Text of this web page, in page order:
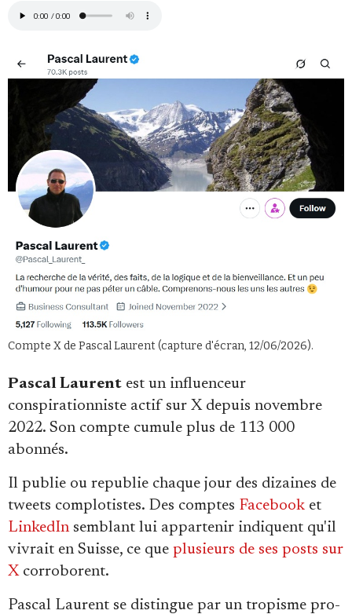
Faire un don
Se connecter
Compte X de Pascal Laurent (capture d'écran, 12/06/2026).
Pascal Laurent est un influenceur
conspirationniste actif sur X depuis novembre
2022. Son compte cumule plus de 113 000
abonnés.
Il publie ou republie chaque jour des dizaines de
tweets complotistes. Des comptes Facebook et
LinkedInsemblant lui appartenir indiquent qu'il
vivrait en Suisse, ce que plusieurs de ses posts sur
Xcorroborent.
Pascal Laurent se distingue par un tropisme pro-